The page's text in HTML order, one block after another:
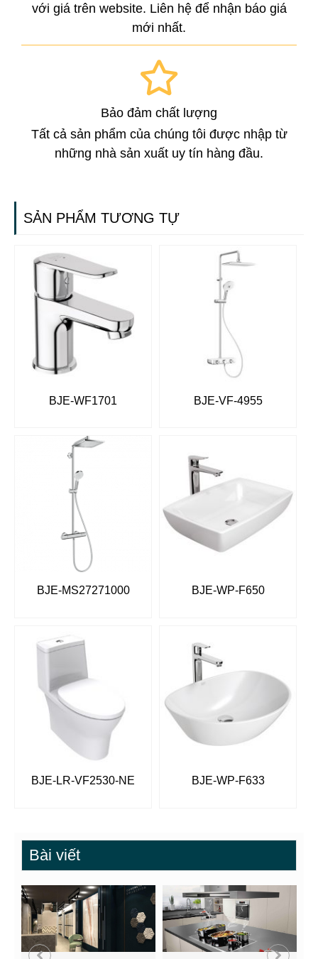
với giá trên website. Liên hệ để nhận báo giá
mới nhất.
Bảo đảm chất lượng
Tất cả sản phẩm của chúng tôi được nhập từ
những nhà sản xuất uy tín hàng đầu.
SẢN PHẨM TƯƠNG TỰ
BJE-WF1701 BJE-VF-4955
BJE-MS27271000 BJE-WP-F650
BJE-LR-VF2530-NE BJE-WP-F633
Bài viết